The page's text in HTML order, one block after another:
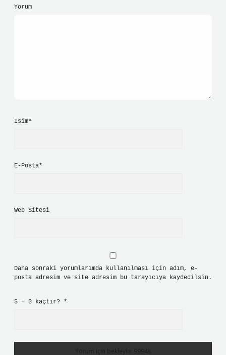
Yorum
İsim*
E-Posta*
Web Sitesi
Daha sonraki yorumlarımda kullanılması için adım, e-
posta adresim ve site adresim bu tarayıcıya kaydedilsin.
5 + 3 kaçtır? *